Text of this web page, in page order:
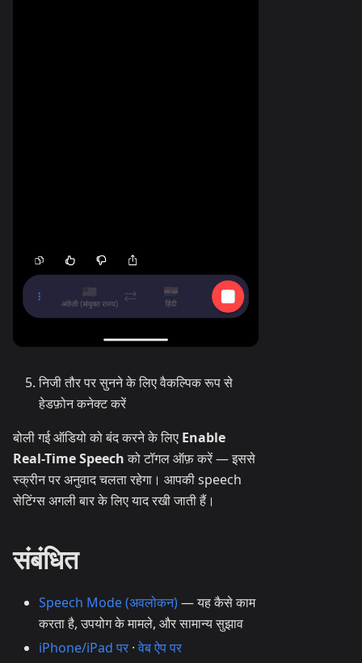
निजी तौर पर सुनने के लिए वैकल्पिक रूप से
हेडफ़ोन कनेक्ट करें
बोली गई ऑडियो को बंद करने के लिए Enable
Real-Time Speechको टॉगल ऑफ़ करें — इससे
स्क्रीन पर अनुवाद चलता रहेगा। आपकी speech
सेटिंग्स अगली बार के लिए याद रखी जाती हैं।
संबंधित
Speech Mode (अवलोकन)— यह कैसे काम
करता है, उपयोग के मामले, और सामान्य सुझाव
iPhone/iPad पर ·वेब ऐप पर